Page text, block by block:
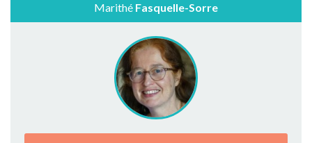
Marithé Fasquelle-Sorre